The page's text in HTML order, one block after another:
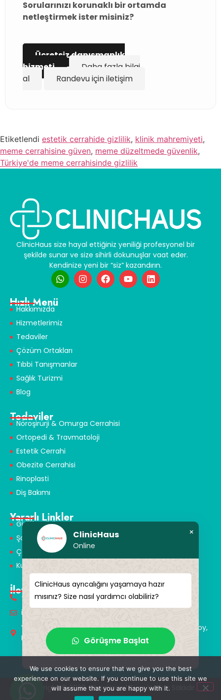
Sorularınızı korunaklı bir ortamda
netleştirmek ister misiniz?
Ücretsiz danışmanlık
hizmeti
Daha fazla bilgi
al
Randevu için iletişim
Etiketlendi estetik cerrahide gizlilik, klinik mahremiyeti,
meme cerrahisine güven, meme düzeltmede güvenlik,
Türkiye'de meme cerrahisinde gizlilik
ClinicHaus size hayal ettiğiniz yeniliği profesyonel bir
şekilde sunar ve size sihirli dokunuşlar vaat eder.
Kendinize yeni bir “siz” kazandırın.
Hızlı Menü
Hakkımızda
Hizmetlerimiz
Tedaviler
Çözüm Ortakları
Tıbbi Tanışmanlar
Sağlık Turizmi
Blog
Tedaviler
Nöroşirürji & Omurga Cerrahisi
Ortopedi & Travmatoloji
Estetik Cerrahi
Obezite Cerrahisi
Rinoplasti
Diş Bakımı
Yararlı Linkler
Gizlilik Politikası
Şartlar ve Koşullar
Çerez Politikası
Kullanım Koşulları
İletişim
+90 549 616 07 15
info@clinichaus.com
Vecihi Hürkuş St, Tayakadın Nghbd, No:11/3, Arnavutkoy,
Istanbul, Türkiye
Copyright © 2026 ClinicHaus | Tüm Hakları Saklıdır.
ClinicHaus
Online
×
ClinicHaus ayrıcalığını yaşamaya hazır
mısınız? Size nasıl yardımcı olabiliriz?
Görüşme Başlat
We use cookies to ensure that we give you the best
experience on our website. If you continue to use this site we
will assume that you are happy with it.